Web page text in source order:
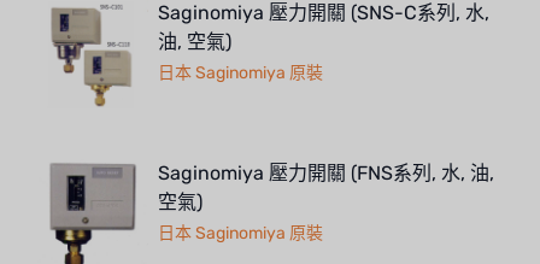
Saginomiya 壓力開關 (SNS-C系列, 水,
油, 空氣)
日本 Saginomiya 原裝
Saginomiya 壓力開關 (FNS系列, 水, 油,
空氣)
日本 Saginomiya 原裝